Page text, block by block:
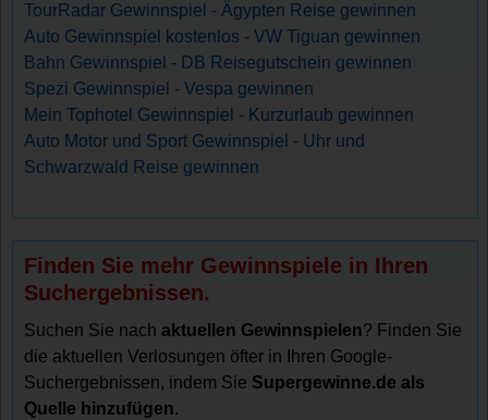
TourRadar Gewinnspiel - Ägypten Reise gewinnen
Auto Gewinnspiel kostenlos - VW Tiguan gewinnen
Bahn Gewinnspiel - DB Reisegutschein gewinnen
Spezi Gewinnspiel - Vespa gewinnen
Mein Tophotel Gewinnspiel - Kurzurlaub gewinnen
Auto Motor und Sport Gewinnspiel - Uhr und
Schwarzwald Reise gewinnen
Finden Sie mehr Gewinnspiele in Ihren
Suchergebnissen.
Suchen Sie nachaktuellen Gewinnspielen? Finden Sie
die aktuellen Verlosungen öfter in Ihren Google-
Suchergebnissen, indem Sie Supergewinne.de als
Quelle hinzufügen.